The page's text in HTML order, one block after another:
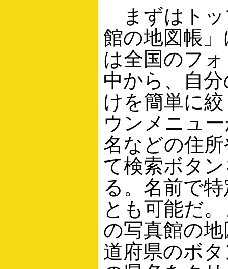
まずはトッ
館の地図帳
は全国のフ
中から、自
けを簡単に
ウンメニュ
名などの住
て検索ボタ
る。名前で
とも可能だ
の写真館の
道府県のボ